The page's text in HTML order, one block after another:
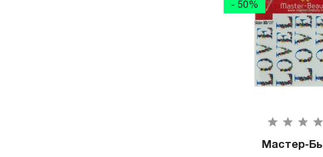
- 50%
Мастер-